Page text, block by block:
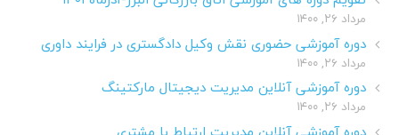
مرداد ۲۶, ۱۴۰۰
دوره آموزشی حضوری نقش وکیل دادگستری در فرایند داوری
مرداد ۲۶, ۱۴۰۰
دوره آموزشی آنلاین مدیریت دیجیتال مارکتینگ
مرداد ۲۶, ۱۴۰۰